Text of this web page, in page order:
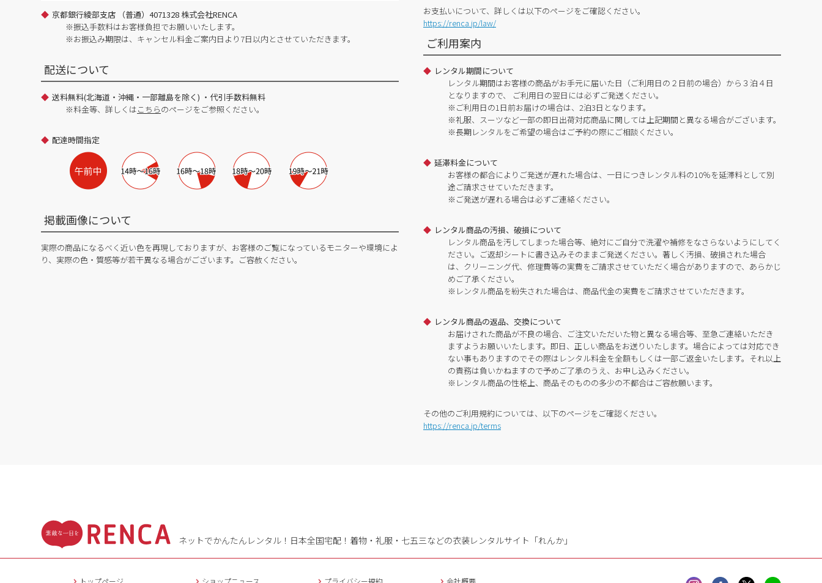
京都銀行綾部支店 （普通）4071328 株式会社RENCA
※振込手数料はお客様負担でお願いいたします。
※お振込み期限は、キャンセル料金ご案内日より7日以内とさせていただきます。
配送について
送料無料(北海道・沖縄・一部離島を除く) ・代引手数料無料
※料金等、詳しくはこちらのページをご参照ください。
配達時間指定
掲載画像について
実際の商品になるべく近い色を再現しておりますが、お客様のご覧になっているモニターや環境によ
り、実際の色・質感等が若干異なる場合がございます。ご容赦ください。
お支払いについて、詳しくは以下のページをご確認ください。
https://renca.jp/law/
ご利用案内
レンタル期間について
レンタル期間はお客様の商品がお手元に届いた日（ご利用日の２日前の場合）から３泊４日
となりますので、 ご利用日の翌日には必ずご発送ください。
※ご利用日の1日前お届けの場合は、2泊3日となります。
※礼服、スーツなど一部の即日出荷対応商品に関しては上記期間と異なる場合がございます。
※長期レンタルをご希望の場合はご予約の際にご相談ください。
延滞料金について
お客様の都合によりご発送が遅れた場合は、一日につきレンタル料の10％を延滞料として別
途ご請求させていただきます。
※ご発送が遅れる場合は必ずご連絡ください。
レンタル商品の汚損、破損について
レンタル商品を汚してしまった場合等、絶対にご自分で洗濯や補修をなさらないようにしてく
ださい。ご返却シートに書き込みそのままご発送ください。著しく汚損、破損された場合
は、クリーニング代、修理費等の実費をご請求させていただく場合がありますので、あらかじ
めご了承ください。
※レンタル商品を紛失された場合は、商品代金の実費をご請求させていただきます。
レンタル商品の返品、交換について
お届けされた商品が不良の場合、ご注文いただいた物と異なる場合等、至急ご連絡いただき
ますようお願いいたします。即日、正しい商品をお送りいたします。場合によっては対応でき
ない事もありますのでその際はレンタル料金を全額もしくは一部ご返金いたします。それ以上
の責務は負いかねますので予めご了承のうえ、お申し込みください。
※レンタル商品の性格上、商品そのものの多少の不都合はご容赦願います。
その他のご利用規約については、以下のページをご確認ください。
https://renca.jp/terms
ネットでかんたんレンタル！日本全国宅配！ 着物・礼服・七五三などの衣装レンタルサイト「れんか」
トップページ ショップニュース プライバシー規約 会社概要